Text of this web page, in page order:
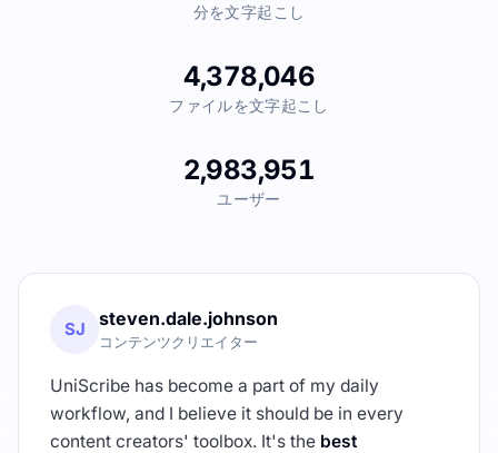
分を文字起こし
4,378,046
ファイルを文字起こし
2,983,951
ユーザー
SJ steven.dale.johnson
コンテンツクリエイター
UniScribe has become a part of my daily
workflow, and I believe it should be in every
content creators' toolbox. It's the best